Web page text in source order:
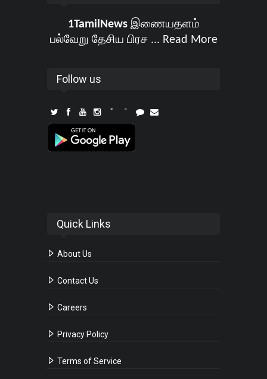
1TamilNewsஇணையதளம்
பல்வேறு தேசிய பிரச ... Read More
Follow us
Quick Links
About Us
Contact Us
Careers
Privacy Policy
Terms of Service